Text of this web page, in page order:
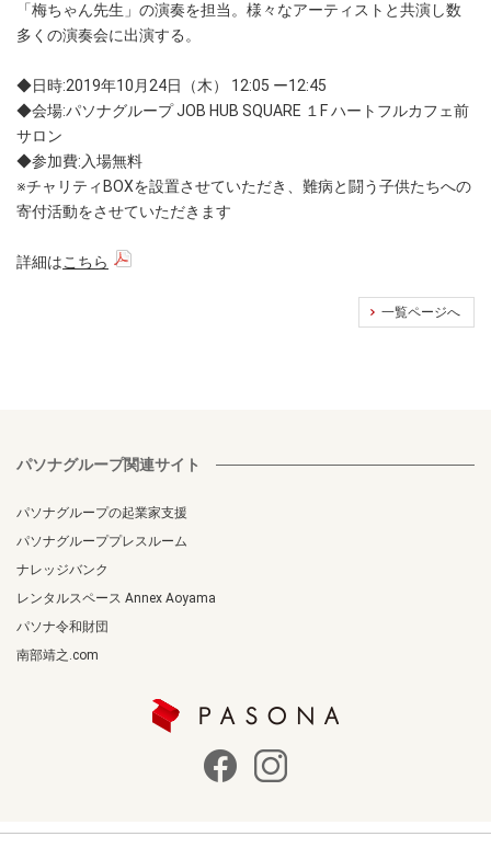
「梅ちゃん先生」の演奏を担当。様々なアーティストと共演し数
多くの演奏会に出演する。
◆日時:2019年10月24日（木） 12:05 ー12:45
◆会場:パソナグループ JOB HUB SQUARE １F ハートフルカフェ前
サロン
◆参加費:入場無料
※チャリティBOXを設置させていただき、難病と闘う子供たちへの
寄付活動をさせていただきます
詳細はこちら
一覧ページへ
パソナグループ関連サイト
パソナグループの起業家支援
パソナグループプレスルーム
ナレッジバンク
レンタルスペース Annex Aoyama
パソナ令和財団
南部靖之.com